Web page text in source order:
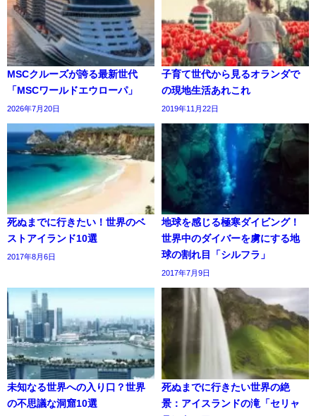
MSCクルーズが誇る最新世代
「MSCワールドエウローパ」
2026年7月20日
子育て世代から見るオランダで
の現地生活あれこれ
2019年11月22日
死ぬまでに行きたい！世界のベ
ストアイランド10選
2017年8月6日
地球を感じる極寒ダイビング！
世界中のダイバーを虜にする地
球の割れ目「シルフラ」
2017年7月9日
未知なる世界への入り口？世界
の不思議な洞窟10選
死ぬまでに行きたい世界の絶
景：アイスランドの滝「セリャ